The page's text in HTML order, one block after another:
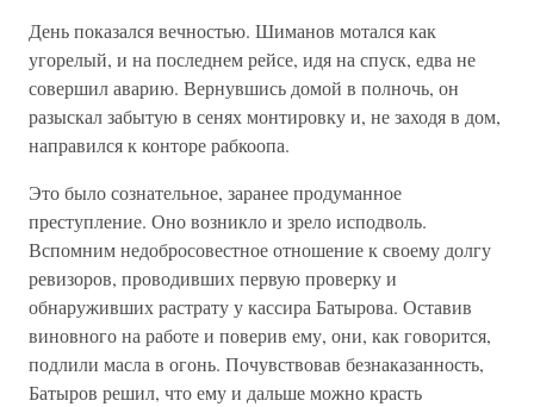
День показался вечностью. Шиманов мотался как
угорелый, и на последнем рейсе, идя на спуск, едва не
совершил аварию. Вернувшись домой в полночь, он
разыскал забытую в сенях монтировку и, не заходя в дом,
направился к конторе рабкоопа.
Это было сознательное, заранее продуманное
преступление. Оно возникло и зрело исподволь.
Вспомним недобросовестное отношение к своему долгу
ревизоров, проводивших первую проверку и
обнаруживших растрату у кассира Батырова. Оставив
виновного на работе и поверив ему, они, как говорится,
подлили масла в огонь. Почувствовав безнаказанность,
Батыров решил, что ему и дальше можно красть